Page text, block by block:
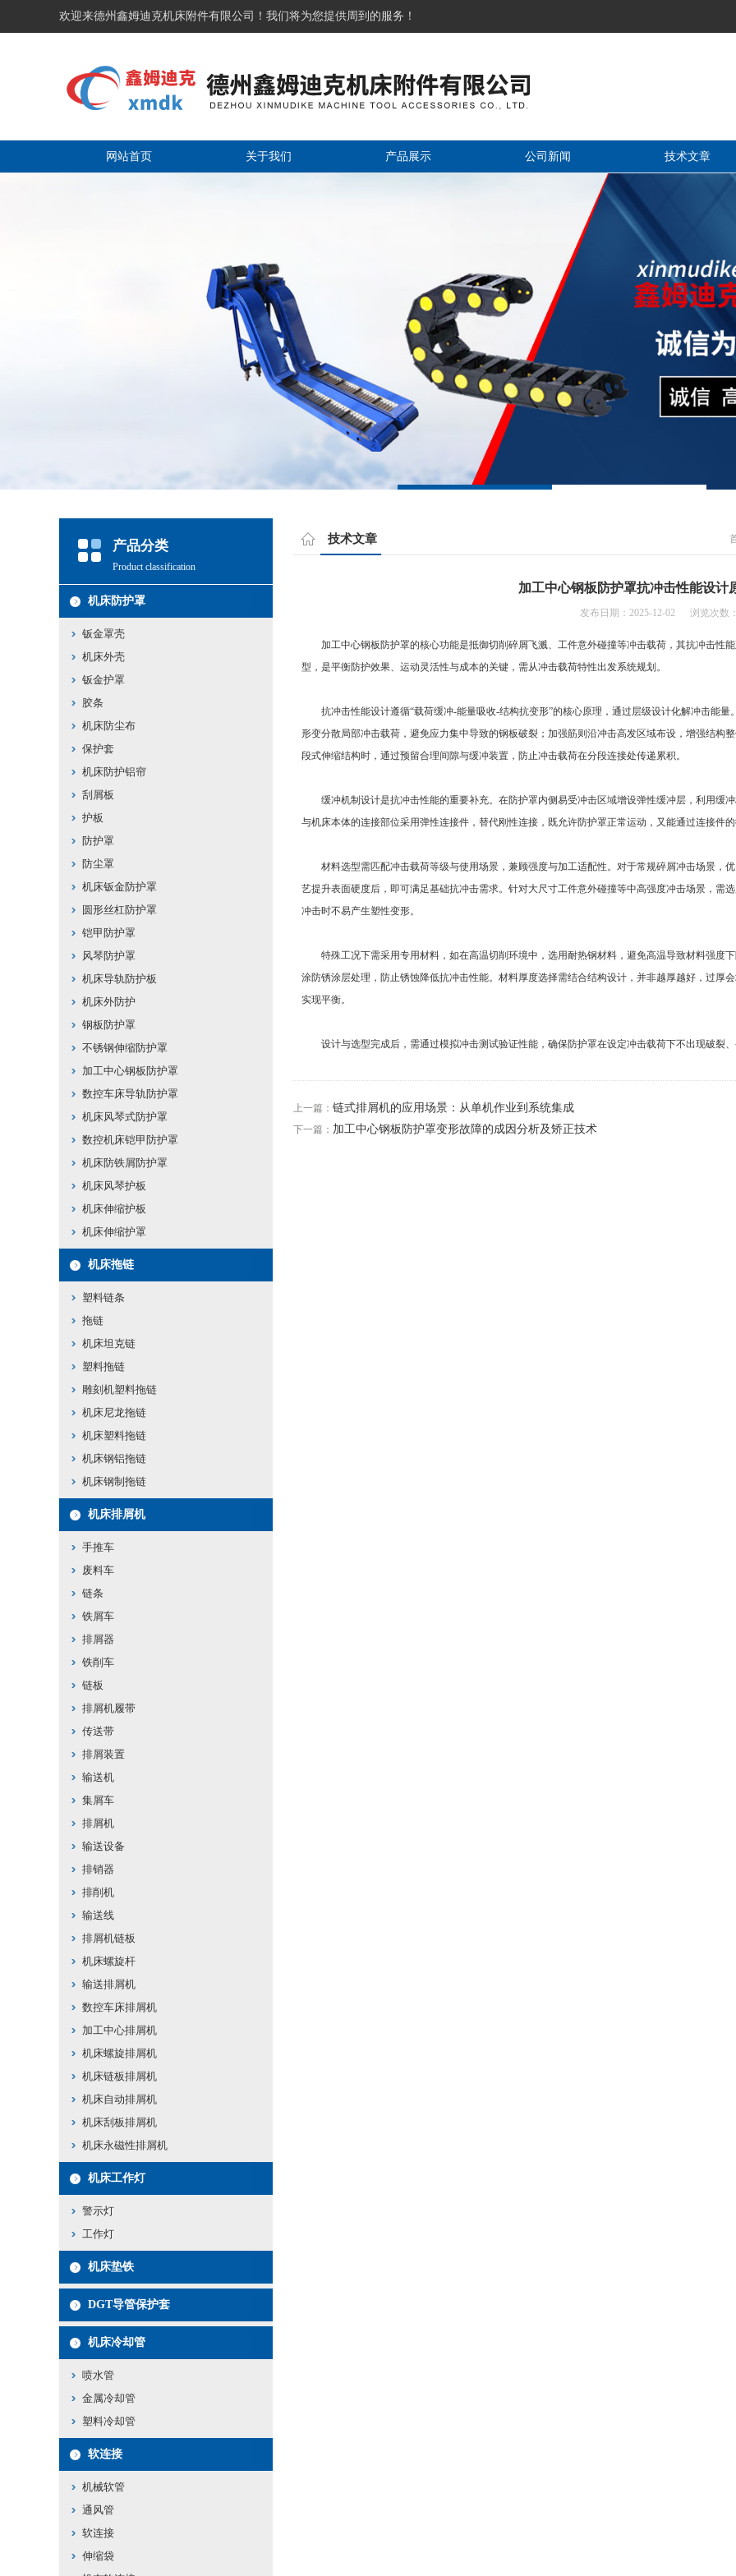
欢迎来德州鑫姆迪克机床附件有限公司！我们将为您提供周到的服务！
网站首页 关于我们 产品展示 公司新闻 技术文章
产品分类
Product classification
机床防护罩
钣金罩壳
机床外壳
钣金护罩
胶条
机床防尘布
保护套
机床防护铝帘
刮屑板
护板
防护罩
防尘罩
机床钣金防护罩
圆形丝杠防护罩
铠甲防护罩
风琴防护罩
机床导轨防护板
机床外防护
钢板防护罩
不锈钢伸缩防护罩
加工中心钢板防护罩
数控车床导轨防护罩
机床风琴式防护罩
数控机床铠甲防护罩
机床防铁屑防护罩
机床风琴护板
机床伸缩护板
机床伸缩护罩
机床拖链
塑料链条
拖链
机床坦克链
塑料拖链
雕刻机塑料拖链
机床尼龙拖链
机床塑料拖链
机床钢铝拖链
机床钢制拖链
机床排屑机
手推车
废料车
链条
铁屑车
排屑器
铁削车
链板
排屑机履带
传送带
排屑装置
输送机
集屑车
排屑机
输送设备
排销器
排削机
输送线
排屑机链板
机床螺旋杆
输送排屑机
数控车床排屑机
加工中心排屑机
机床螺旋排屑机
机床链板排屑机
机床自动排屑机
机床刮板排屑机
机床永磁性排屑机
机床工作灯
警示灯
工作灯
机床垫铁
DGT导管保护套
机床冷却管
喷水管
金属冷却管
塑料冷却管
软连接
机械软管
通风管
软连接
伸缩袋
技术文章
加工中心钢板防护罩抗冲击性能设计
发布日期：2025-12-02 浏览次数
加工中心钢板防护罩的核心功能是抵御切削碎屑飞溅、工件意外碰撞等冲击载荷，其抗冲击性
型，是平衡防护效果、运动灵活性与成本的关键，需从冲击载荷特性出发系统规划。
抗冲击性能设计遵循“载荷缓冲-能量吸收-结构抗变形”的核心原理，通过层级设计化解冲击能量
形变分散局部冲击载荷，避免应力集中导致的钢板破裂；加强筋则沿冲击高发区域布设，增强结构
段式伸缩结构时，通过预留合理间隙与缓冲装置，防止冲击载荷在分段连接处传递累积。
缓冲机制设计是抗冲击性能的重要补充。在防护罩内侧易受冲击区域增设弹性缓冲层，利用缓
与机床本体的连接部位采用弹性连接件，替代刚性连接，既允许防护罩正常运动，又能通过连接件
材料选型需匹配冲击载荷等级与使用场景，兼顾强度与加工适配性。对于常规碎屑冲击场景，
艺提升表面硬度后，即可满足基础抗冲击需求。针对大尺寸工件意外碰撞等中高强度冲击场景，需
冲击时不易产生塑性变形。
特殊工况下需采用专用材料，如在高温切削环境中，选用耐热钢材料，避免高温导致材料强度
涂防锈涂层处理，防止锈蚀降低抗冲击性能。材料厚度选择需结合结构设计，并非越厚越好，过厚
实现平衡。
设计与选型完成后，需通过模拟冲击测试验证性能，确保防护罩在设定冲击载荷下不出现破裂
上一篇： 链式排屑机的应用场景：从单机作业到系统集成
下一篇： 加工中心钢板防护罩变形故障的成因分析及矫正技术